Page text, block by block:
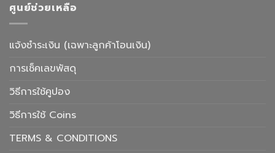
ศูนย์ช่วยเหลือ
แจ้งชำระเงิน (เฉพาะลูกค้าโอนเงิน)
การเช็คเลขพัสดุ
วิธีการใช้คูปอง
วิธีการใช้ Coins
TERMS & CONDITIONS